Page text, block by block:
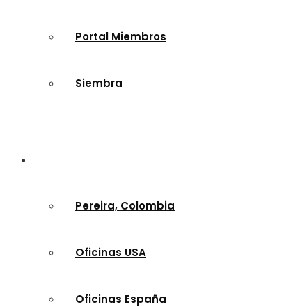
Portal Miembros
Siembra
Pereira, Colombia
Oficinas USA
Oficinas España